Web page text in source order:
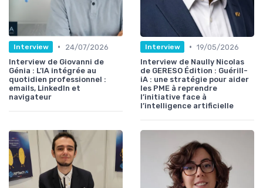
Interview •
24/07/2026
Interview de Giovanni de
Génia : L’IA intégrée au
quotidien professionnel :
emails, LinkedIn et
navigateur
Interview • 19/05/2026
Interview de Naully Nicolas
de GERESO Édition : Guérill-
iA : une stratégie pour aider
les PME à reprendre
l’initiative face à
l’intelligence artificielle